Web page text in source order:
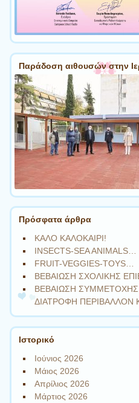
Παράδοση αιθουσών στην
Πρόσφατα άρθρα
ΚΑΛΟ ΚΑΛΟΚΑΙΡΙ!
INSECTS-SEA ANIMALS…
FRUIT-VEGGIES-TOYS…
ΒΕΒΑΙΩΣΗ ΣΧΟΛΙΚΗΣ
ΒΕΒΑΙΩΣΗ
ΔΙΑΤΡΟΦΗ ΠΕΡΙΒΑΛΛΟΝ
Ιστορικό
Ιούνιος 2026
Μάιος 2026
Απρίλιος 2026
Μάρτιος 2026